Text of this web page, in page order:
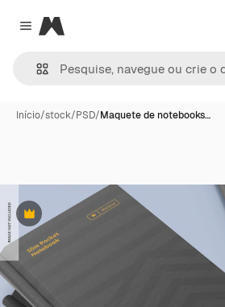
Close menu
Magnific
Início/stock/PSD/Maquete de notebooks…
Premium